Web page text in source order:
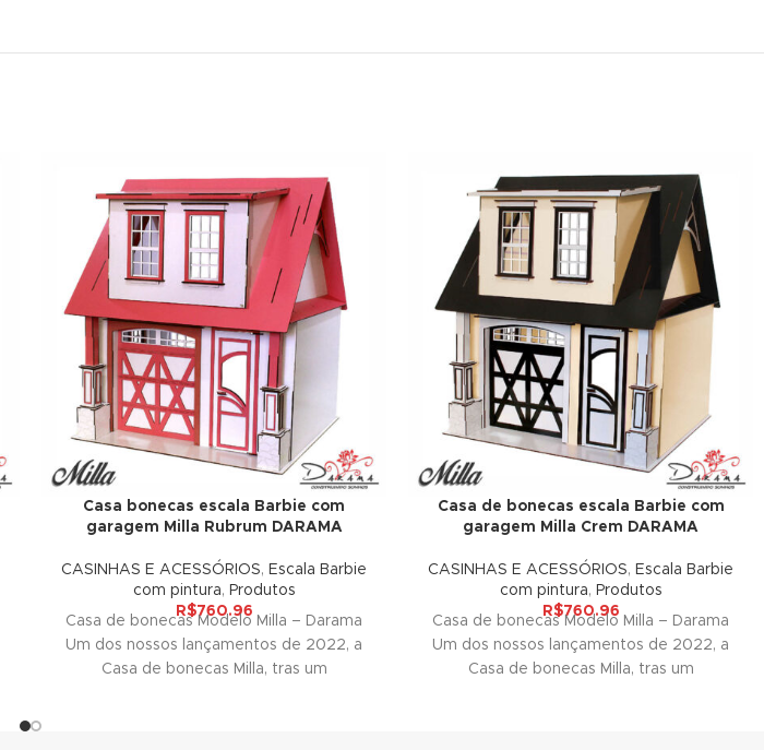
Casa bonecas escala Barbie com
garagem Milla Rubrum DARAMA
CASINHAS E ACESSÓRIOS, Escala Barbie
com pintura, Produtos
R$760.96
Casa de bonecas Modelo Milla – Darama
Um dos nossos lançamentos de 2022, a
Casa de bonecas Milla, tras um
Casa de bonecas escala Barbie com
garagem Milla Crem DARAMA
CASINHAS E ACESSÓRIOS, Escala Barbie
com pintura, Produtos
R$760.96
Casa de bonecas Modelo Milla – Darama
Um dos nossos lançamentos de 2022, a
Casa de bonecas Milla, tras um